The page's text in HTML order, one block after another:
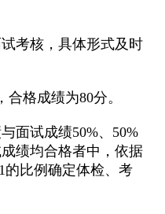
考核，具体形式及时
格成绩为80分。
面试成绩50%、50%
绩均合格者中，依据
的比例确定体检、考